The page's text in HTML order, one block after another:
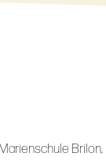
Brilon,